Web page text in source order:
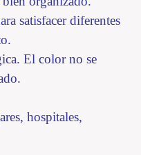
satisfacer diferentes
El color no se
hospitales,